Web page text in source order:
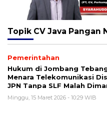
Topik CV Java Pangan
Pemerintahan
Hukum di Jombang
Menara Telekomunikasi
JPN Tanpa SLF Malah
Minggu, 15 Maret 2026 - 10:29 WIB